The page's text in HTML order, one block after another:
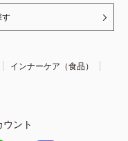
す
インナーケア（食品）
ント